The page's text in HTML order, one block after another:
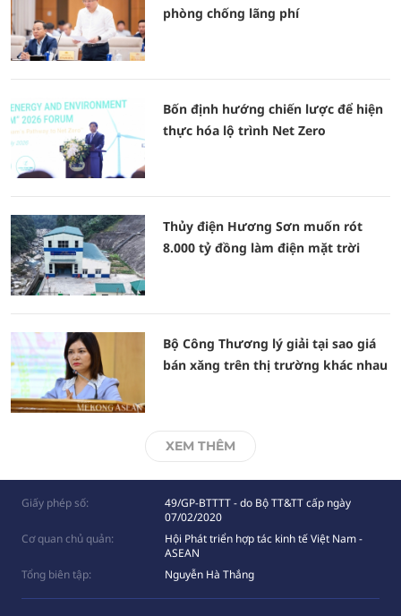
phòng chống lãng phí
Bốn định hướng chiến lược để hiện
thực hóa lộ trình Net Zero
Thủy điện Hương Sơn muốn rót
8.000 tỷ đồng làm điện mặt trời
Bộ Công Thương lý giải tại sao giá
bán xăng trên thị trường khác nhau
XEM THÊM
Giấy phép số:
49/GP-BTTTT - do Bộ TT&TT cấp ngày
07/02/2020
Cơ quan chủ quản:
Hội Phát triển hợp tác kinh tế Việt Nam -
ASEAN
Tổng biên tập:
Nguyễn Hà Thắng